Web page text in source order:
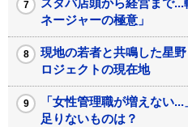
スタバ店頭から経営まで
ネージャーの極意」
現地の若者と共鳴した星
ロジェクトの現在地
「女性管理職が増えない
足りないものは？